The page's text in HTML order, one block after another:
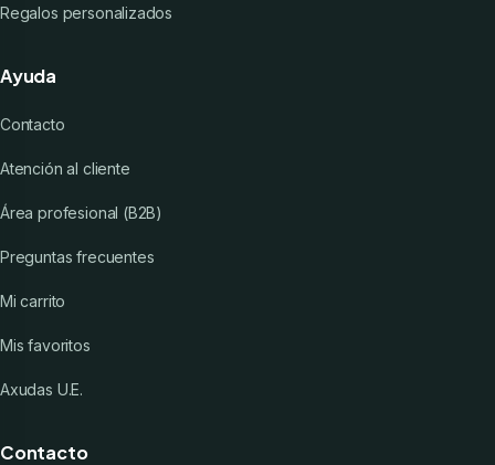
Regalos personalizados
Ayuda
Contacto
Atención al cliente
Área profesional (B2B)
Preguntas frecuentes
Mi carrito
Mis favoritos
Axudas U.E.
Contacto